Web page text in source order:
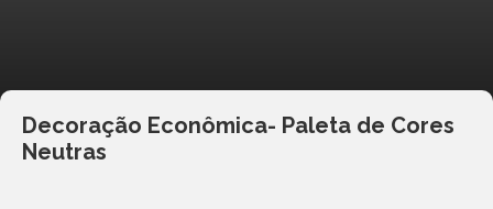
Decoração Econômica- Paleta de Cores
Neutras